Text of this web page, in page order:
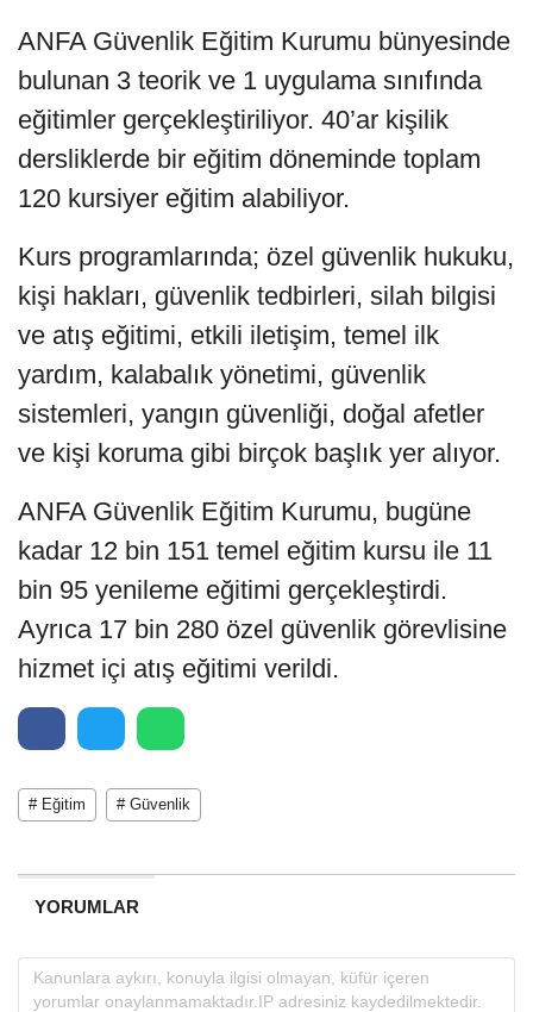
ANFA Güvenlik Eğitim Kurumu bünyesinde
bulunan 3 teorik ve 1 uygulama sınıfında
eğitimler gerçekleştiriliyor. 40’ar kişilik
dersliklerde bir eğitim döneminde toplam
120 kursiyer eğitim alabiliyor.
Kurs programlarında; özel güvenlik hukuku,
kişi hakları, güvenlik tedbirleri, silah bilgisi
ve atış eğitimi, etkili iletişim, temel ilk
yardım, kalabalık yönetimi, güvenlik
sistemleri, yangın güvenliği, doğal afetler
ve kişi koruma gibi birçok başlık yer alıyor.
ANFA Güvenlik Eğitim Kurumu, bugüne
kadar 12 bin 151 temel eğitim kursu ile 11
bin 95 yenileme eğitimi gerçekleştirdi.
Ayrıca 17 bin 280 özel güvenlik görevlisine
hizmet içi atış eğitimi verildi.
# Eğitim # Güvenlik
YORUMLAR